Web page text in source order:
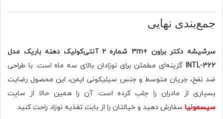
جمع‌بندی نهایی
سرشیشه دکتر براون +3m شماره ۲ آنتی‌کولیک دهنه باریک مدل
322-INTL
گزینه‌ای مطمئن برای نوزادان بالای سه ماه است. با طراحی
ضد نفخ، جریان متوسط و جنس سیلیکونی ایمن، این محصول رضایت
بسیاری از مادران را جلب کرده است. آن را همین حالا از سایت
سیسمونیا سفارش دهید و خیالتان را از بابت تغذیه نوزاد راحت کنید.